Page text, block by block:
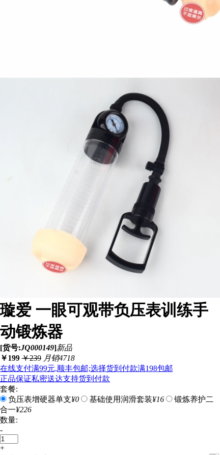
璇爱 一眼可观带负压表训练手
动锻炼器
[货号:JQ000149]新品
￥199 ￥239 月销4718
在线支付满99元,顺丰包邮;选择货到付款满198包邮
正品保证私密送达支持货到付款
套餐:
负压表增硬器单支¥0 基础使用润滑套装¥16
锻炼养护二
合一¥226
数量:
-
+